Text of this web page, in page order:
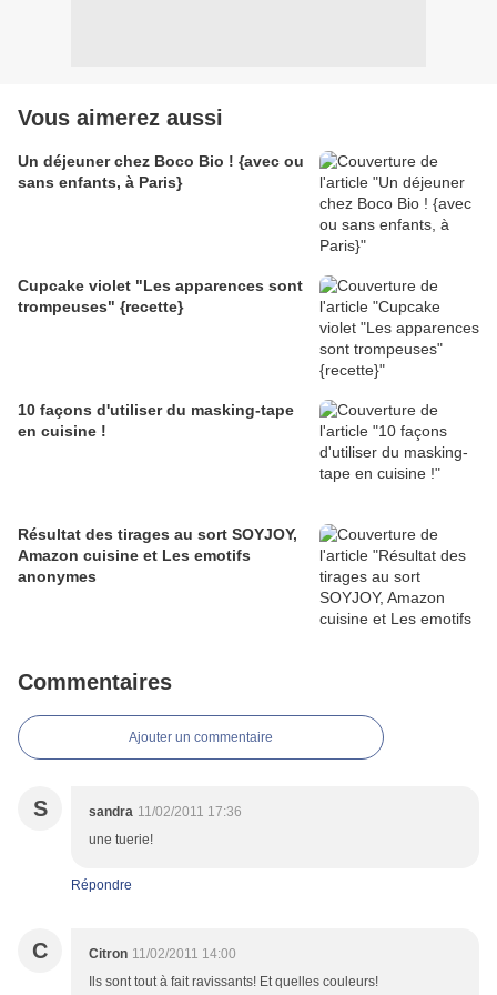
Vous aimerez aussi
Un déjeuner chez Boco Bio ! {avec ou
sans enfants, à Paris}
Cupcake violet "Les apparences sont
trompeuses" {recette}
10 façons d'utiliser du masking-tape
en cuisine !
Résultat des tirages au sort SOYJOY,
Amazon cuisine et Les emotifs
anonymes
Commentaires
Ajouter un commentaire
S sandra 11/02/2011 17:36
une tuerie!
Répondre
C Citron 11/02/2011 14:00
Ils sont tout à fait ravissants! Et quelles couleurs!